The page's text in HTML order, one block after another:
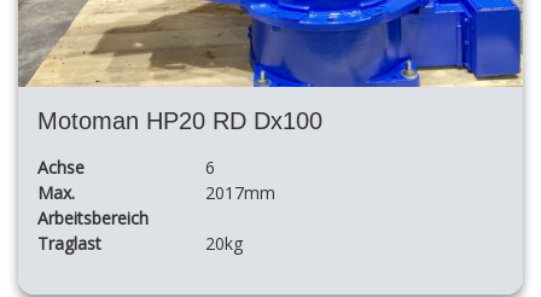
Motoman HP20 RD Dx100
Achse
6
Max.
Arbeitsbereich
2017mm
Traglast 20kg